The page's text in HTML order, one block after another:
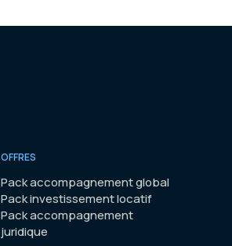
OFFRES
Pack accompagnement global
Pack investissement locatif
Pack accompagnement
juridique